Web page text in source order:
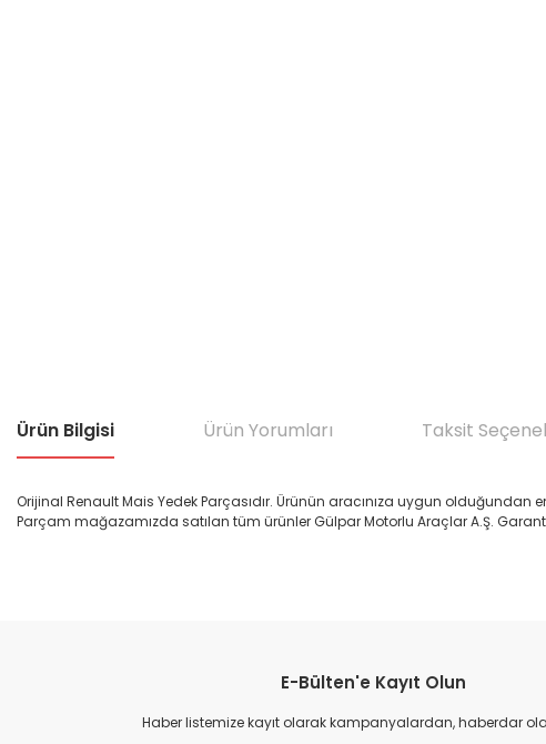
Ürün Bilgisi Ürün Yorumları Taksit
Orijinal Renault Mais Yedek Parçasıdır. Ürünün aracınıza uygun
Parçam mağazamızda satılan tüm ürünler Gülpar Motorlu Araçlar A.Ş.
Ürün resmi kalitesiz, bozuk veya görüntülenemiyor.
Ürün açıklamasında eksik bilgiler bulunuyor.
E-Bülten'e Kayıt Olun
Haber listemize kayıt olarak kampanyalardan, haberdar